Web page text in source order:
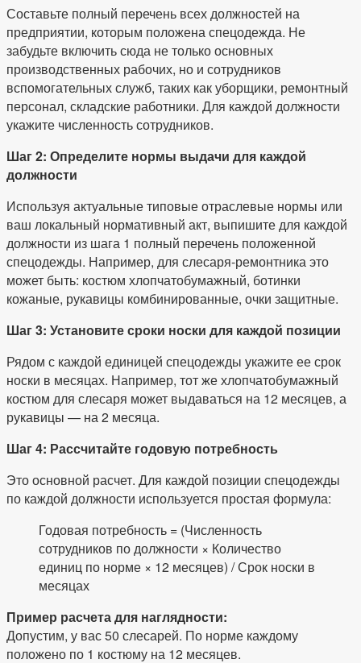
Составьте полный перечень всех должностей на
предприятии, которым положена спецодежда. Не
забудьте включить сюда не только основных
производственных рабочих, но и сотрудников
вспомогательных служб, таких как уборщики, ремонтный
персонал, складские работники. Для каждой должности
укажите численность сотрудников.
Шаг 2: Определите нормы выдачи для каждой
должности
Используя актуальные типовые отраслевые нормы или
ваш локальный нормативный акт, выпишите для каждой
должности из шага 1 полный перечень положенной
спецодежды. Например, для слесаря-ремонтника это
может быть: костюм хлопчатобумажный, ботинки
кожаные, рукавицы комбинированные, очки защитные.
Шаг 3: Установите сроки носки для каждой позиции
Рядом с каждой единицей спецодежды укажите ее срок
носки в месяцах. Например, тот же хлопчатобумажный
костюм для слесаря может выдаваться на 12 месяцев, а
рукавицы — на 2 месяца.
Шаг 4: Рассчитайте годовую потребность
Это основной расчет. Для каждой позиции спецодежды
по каждой должности используется простая формула:
Годовая потребность = (Численность
сотрудников по должности × Количество
единиц по норме × 12 месяцев) / Срок носки в
месяцах
Пример расчета для наглядности:
Допустим, у вас 50 слесарей. По норме каждому
положено по 1 костюму на 12 месяцев.